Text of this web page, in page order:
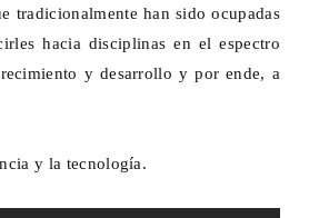
tradicionalmente han sido ocupadas
hacia disciplinas en el espectro
y desarrollo y por ende, a
y la tecnología.